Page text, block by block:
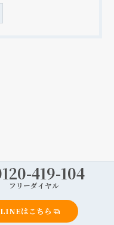
419-104
フリーダイヤル
LINEはこちら